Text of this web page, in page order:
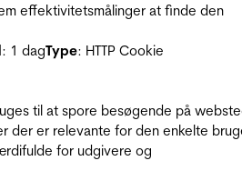
effektivitetsmålinger at finde den
: 1 dagType: HTTP Cookie
til at spore besøgende på
der er relevante for den enkelte
for udgivere og